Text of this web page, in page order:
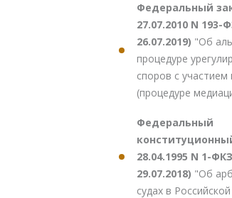
Федеральный
27.07.2010 N 193-
26.07.2019) "Об
процедуре
споров с участием
(процедуре
Федеральный
28.04.1995 N 1-
29.07.2018) "Об
судах в